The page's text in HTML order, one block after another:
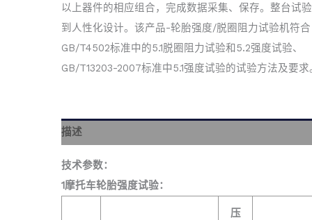
以上器件的相应组合，完成数据采集、保存。整台试
到人性化设计。该产品-轮胎强度/脱圈阻力试验机符合
GB/T4502标准中的5.1脱圈阻力试验和5.2强度试验、
GB/T13203-2007标准中5.1强度试验的试验方法及要求
描述
技术参数：
1摩托车轮胎强度试验：
压